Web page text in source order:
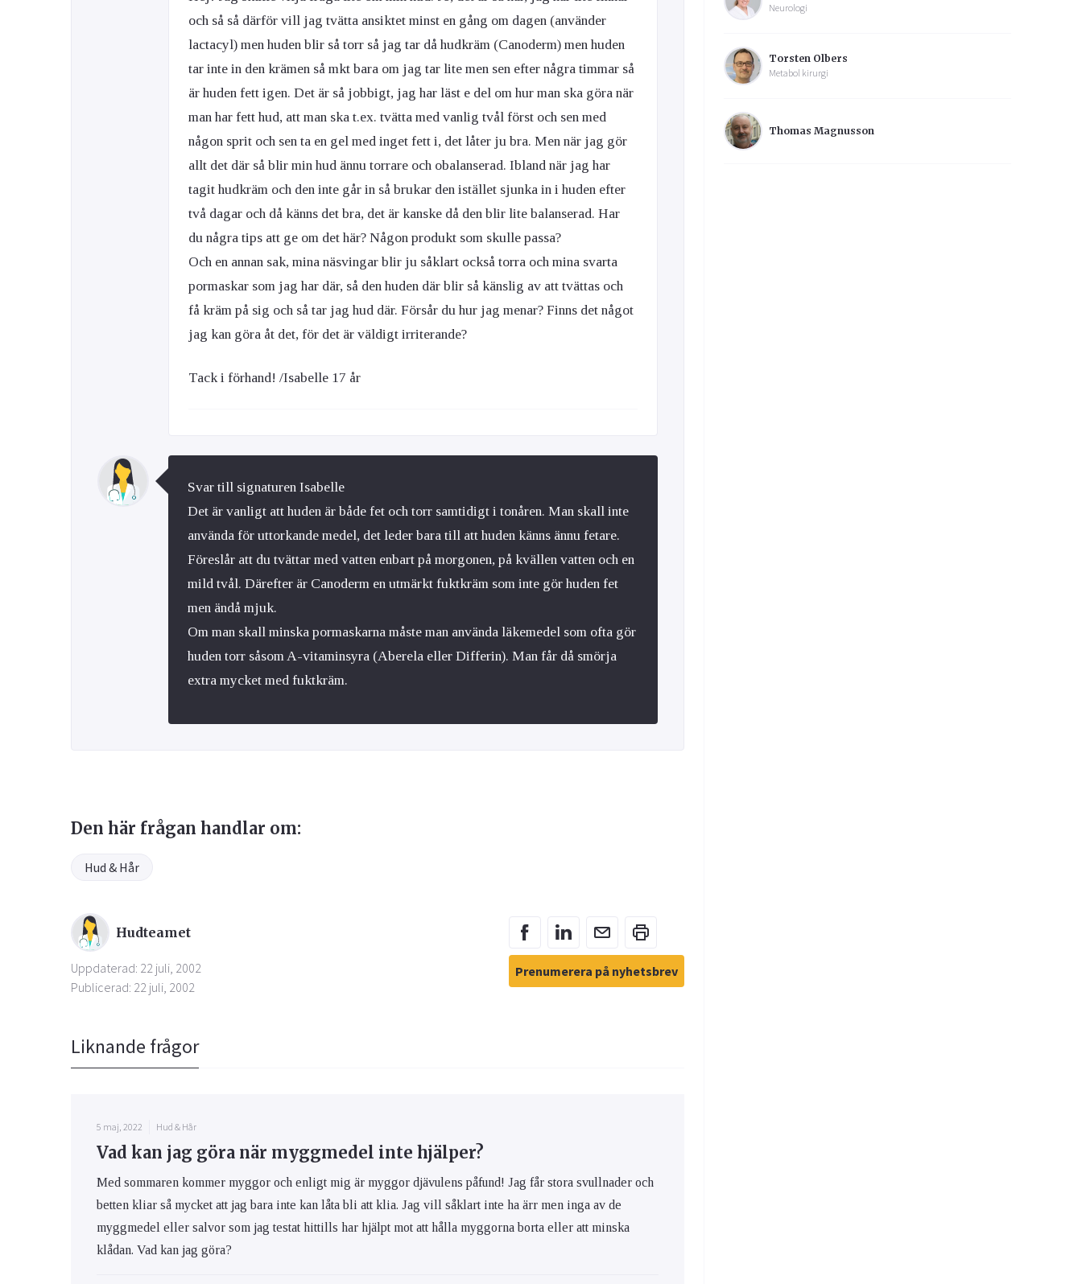
och så så därför vill jag tvätta ansiktet minst en gång om dagen (använder
lactacyl) men huden blir så torr så jag tar då hudkräm (Canoderm) men huden
tar inte in den krämen så mkt bara om jag tar lite men sen efter några timmar så
är huden fett igen. Det är så jobbigt, jag har läst e del om hur man ska göra när
man har fett hud, att man ska t.ex. tvätta med vanlig tvål först och sen med
någon sprit och sen ta en gel med inget fett i, det låter ju bra. Men när jag gör
allt det där så blir min hud ännu torrare och obalanserad. Ibland när jag har
tagit hudkräm och den inte går in så brukar den istället sjunka in i huden efter
två dagar och då känns det bra, det är kanske då den blir lite balanserad. Har
du några tips att ge om det här? Någon produkt som skulle passa?
Och en annan sak, mina näsvingar blir ju såklart också torra och mina svarta
pormaskar som jag har där, så den huden där blir så känslig av att tvättas och
få kräm på sig och så tar jag hud där. Försår du hur jag menar? Finns det något
jag kan göra åt det, för det är väldigt irriterande?
Tack i förhand! /Isabelle 17 år
Svar till signaturen Isabelle
Det är vanligt att huden är både fet och torr samtidigt i tonåren. Man skall inte
använda för uttorkande medel, det leder bara till att huden känns ännu fetare.
Föreslår att du tvättar med vatten enbart på morgonen, på kvällen vatten och en
mild tvål. Därefter är Canoderm en utmärkt fuktkräm som inte gör huden fet
men ändå mjuk.
Om man skall minska pormaskarna måste man använda läkemedel som ofta gör
huden torr såsom A-vitaminsyra (Aberela eller Differin). Man får då smörja
extra mycket med fuktkräm.
Den här frågan handlar om:
Hud & Hår
Hudteamet
Uppdaterad: 22 juli, 2002
Publicerad: 22 juli, 2002
Prenumerera på nyhetsbrev
Liknande frågor
5 maj, 2022 Hud & Hår
Vad kan jag göra när myggmedel inte hjälper?
Med sommaren kommer myggor och enligt mig är myggor djävulens påfund! Jag får stora svullnader och
betten kliar så mycket att jag bara inte kan låta bli att klia. Jag vill såklart inte ha ärr men inga av de
myggmedel eller salvor som jag testat hittills har hjälpt mot att hålla myggorna borta eller att minska
klådan. Vad kan jag göra?
Neurologi
Torsten Olbers
Metabol kirurgi
Thomas Magnusson